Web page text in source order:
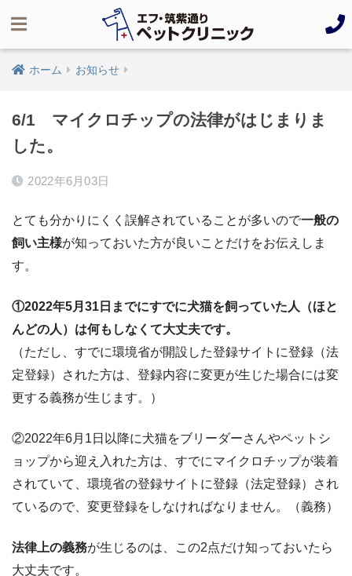
ホーム お知らせ
6/1 マイクロチップの法律がはじまりま
した。
2022年6月03日
とても分かりにくく誤解されていることが多いので一般の
飼い主様が知っておいた方が良いことだけをお伝えしま
す。
①2022年5月31日までにすでに犬猫を飼っていた人（ほと
んどの人）は何もしなくて大丈夫です。
（ただし、すでに環境省が開設した登録サイトに登録（法
定登録）された方は、登録内容に変更が生じた場合には変
更する義務が生じます。）
②2022年6月1日以降に犬猫をブリーダーさんやペットシ
ョップから迎え入れた方は、すでにマイクロチップが装着
されていて、環境省の登録サイトに登録（法定登録）され
ているので、変更登録をしなければなりません。（義務）
法律上の義務が生じるのは、この2点だけ知っておいたら
大丈夫です。